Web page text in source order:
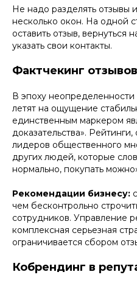
Не надо разделять отзывы
несколько окон. На одной
оставить отзыв,
указать свои контакты.
Фактчекинг отзывов
В эпоху неопределенности
летят на ощущение
единственным маркером
доказательства».
лидеров общественного
других людей, которые
нормально, покупать
Рекомендации бизнесу:
чем бесконтрольно
сотрудников. Управление
комплексная серьезная
ограничивается сбором
Кобрендинг в